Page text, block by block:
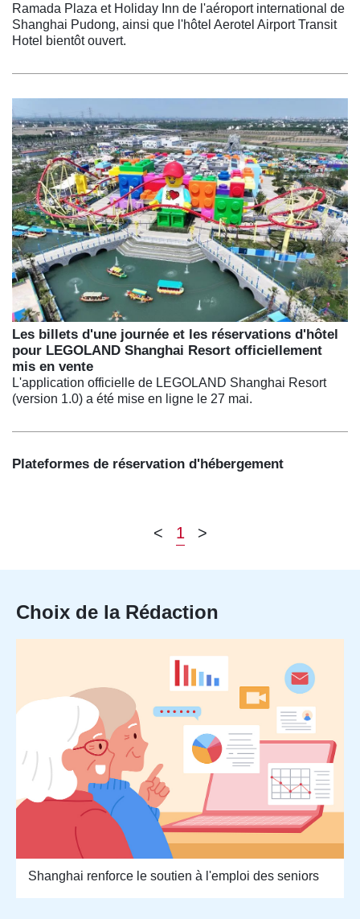
Ramada Plaza et Holiday Inn de l'aéroport international de
Shanghai Pudong, ainsi que l'hôtel Aerotel Airport Transit
Hotel bientôt ouvert.
Les billets d'une journée et les réservations d'hôtel
pour LEGOLAND Shanghai Resort officiellement
mis en vente
L'application officielle de LEGOLAND Shanghai Resort
(version 1.0) a été mise en ligne le 27 mai.
Plateformes de réservation d'hébergement
< 1 >
Choix de la Rédaction
Shanghai renforce le soutien à l'emploi des seniors